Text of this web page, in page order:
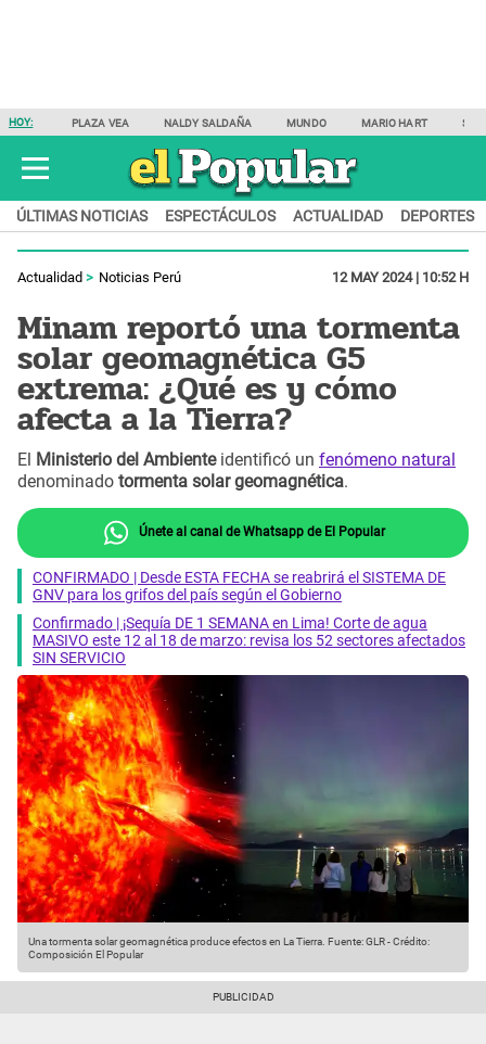
HOY: PLAZA VEA NALDY SALDAÑA MUNDO MARIO HART
ÚLTIMAS NOTICIAS ESPECTÁCULOS ACTUALIDAD DEPORTES
Actualidad Noticias Perú 12 MAY 2024 | 10:52 H
Minam reportó una tormenta
solar geomagnética G5
extrema: ¿Qué es y cómo
afecta a la Tierra?
El Ministerio del Ambienteidentificó un fenómeno natural
denominado tormenta solar geomagnética.
Únete al canal de Whatsapp de El Popular
CONFIRMADO | Desde ESTA FECHA se reabrirá el SISTEMA DE
GNV para los grifos del país según el Gobierno
Confirmado | ¡Sequía DE 1 SEMANA en Lima! Corte de agua
MASIVO este 12 al 18 de marzo: revisa los 52 sectores afectados
SIN SERVICIO
Una tormenta solar geomagnética produce efectos en La Tierra. Fuente: GLR-Crédito:
Composición El Popular